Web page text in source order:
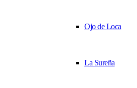
Ojo de Loca
La Sureña